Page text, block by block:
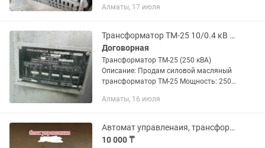
Алматы, 17 июля
Трансформатор ТМ-25 10/0.4 кВ (250 кВА)
Договорная
Трансформатор ТМ-25 (250 кВА)
Описание: Продам силовой масляный
трансформатор ТМ-25 Мощность: 250
Состояние: рабочий Производство:
Алматы, 16 июля
Автомат управленаия, трансформатор розжига, запчасти на дизельную
10 000 ₸